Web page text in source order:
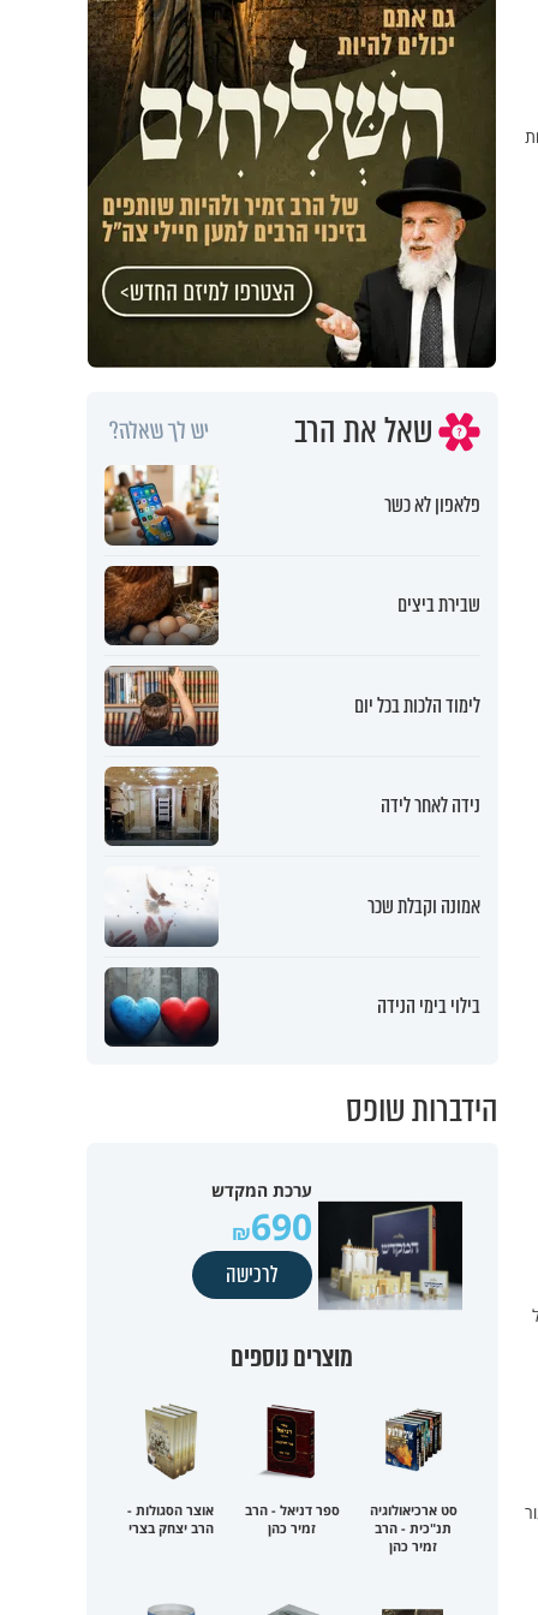
שאל את הרב יש לך שאלה?
פלאפון לא כשר
שבירת ביצים
לימוד הלכות בכל יום
נידה לאחר לידה
אמונה וקבלת שכר
בילוי בימי הנידה
הידברות שופס
ערכת המקדש
690
לרכישה
מוצרים נוספים
סט ארכיאולוגיה
תנ"כית - הרב
זמיר כהן
ספר דניאל - הרב
זמיר כהן
אוצר הסגולות -
הרב יצחק בצרי